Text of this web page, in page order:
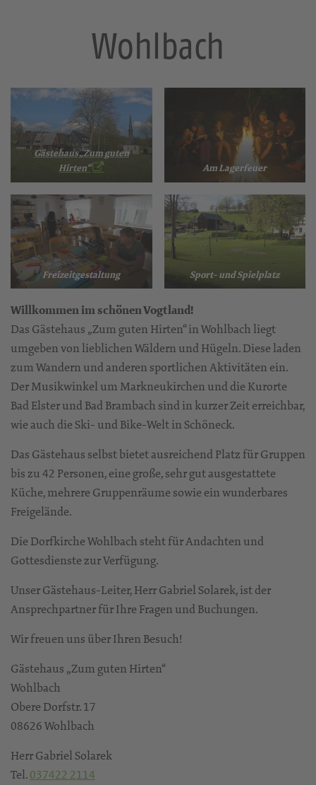
Wohlbach
Gästehaus „Zum guten
Hirten“
Am Lagerfeuer
Freizeitgestaltung Sport- und Spielplatz
Willkommen im schönen Vogtland!
Das Gästehaus „Zum guten Hirten“ in Wohlbach liegt
umgeben von lieblichen Wäldern und Hügeln. Diese laden
zum Wandern und anderen sportlichen Aktivitäten ein.
Der Musikwinkel um Markneukirchen und die Kurorte
Bad Elster und Bad Brambach sind in kurzer Zeit erreichbar,
wie auch die Ski- und Bike-Welt in Schöneck.
Das Gästehaus selbst bietet ausreichend Platz für Gruppen
bis zu 42 Personen, eine große, sehr gut ausgestattete
Küche, mehrere Gruppenräume sowie ein wunderbares
Freigelände.
Die Dorfkirche Wohlbach steht für Andachten und
Gottesdienste zur Verfügung.
Unser Gästehaus-Leiter, Herr Gabriel Solarek, ist der
Ansprechpartner für Ihre Fragen und Buchungen.
Wir freuen uns über Ihren Besuch!
Gästehaus „Zum guten Hirten“
Wohlbach
Obere Dorfstr. 17
08626 Wohlbach
Herr Gabriel Solarek
Tel.037422 2114